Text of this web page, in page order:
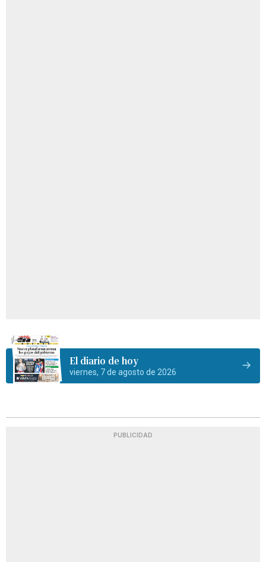
El diario de hoy
viernes, 7 de agosto de 2026
PUBLICIDAD